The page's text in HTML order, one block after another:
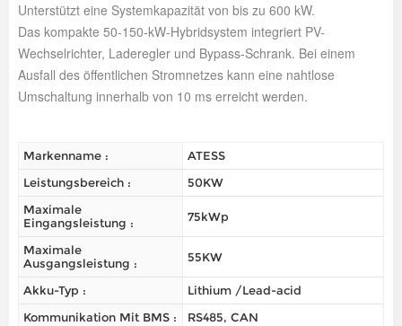
Unterstützt eine Systemkapazität von bis zu 600 kW.
Das kompakte 50-150-kW-Hybridsystem integriert PV-
Wechselrichter, Laderegler und Bypass-Schrank. Bei einem
Ausfall des öffentlichen Stromnetzes kann eine nahtlose
Umschaltung innerhalb von 10 ms erreicht werden.
Markenname :
ATESS
Leistungsbereich :
50KW
Maximale
Eingangsleistung :
75kWp
Maximale
Ausgangsleistung :
55KW
Akku-Typ :
Lithium /Lead-acid
Kommunikation Mit BMS :
RS485, CAN